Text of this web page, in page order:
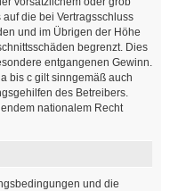
die bei Vertragsschluss
und im Übrigen der Höhe
begrenzt. Dies
entgangenen Gewinn.
bis c gilt sinngemäß auch
des Betreibers.
nationalem Recht
und die